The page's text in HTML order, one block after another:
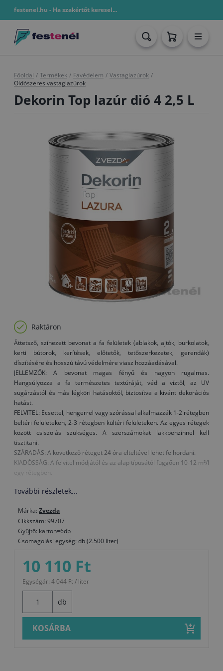
festenel.hu - Ha szakértőt keresel...
Főoldal / Termékek / Favédelem / Vastaglazúrok /
Oldószeres vastaglazúrok
Dekorin Top lazúr dió 4 2,5 L
Raktáron
Áttetsző, színezett bevonat a fa felületek (ablakok, ajtók, burkolatok,
kerti bútorok, kerítések, előtetők, tetőszerkezetek, gerendák)
díszítésére és hosszú távú védelmére viasz hozzáadásával.
JELLEMZŐK: A bevonat magas fényű és nagyon rugalmas.
Hangsúlyozza a fa természetes textúráját, véd a víztől, az UV
sugárzástól és más légköri hatásoktól, biztosítva a kívánt dekorációs
hatást.
FELVITEL: Ecsettel, hengerrel vagy szórással alkalmazzák 1-2 rétegben
beltéri felületeken, 2-3 rétegben kültéri felületeken. Az egyes rétegek
között csiszolás szükséges. A szerszámokat lakkbenzinnel kell
tisztitani.
SZÁRADÁS: A következő réteget 24 óra elteltével lehet felhordani.
KIADÓSSÁG: A felvitel módjától és az alap típusától függően 10-12 m²/l
egy rétegben.
További részletek...
Márka: Zvezda
Cikkszám: 99707
Gyűjtő: karton=6db
Csomagolási egység: db (2.500 liter)
10 110 Ft
Egységár: 4 044 Ft / liter
db
KOSÁRBA